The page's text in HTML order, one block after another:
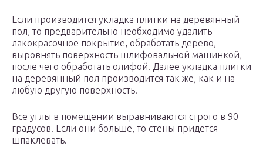
Если производится укладка плитки на деревянный
пол, то предварительно необходимо удалить
лакокрасочное покрытие, обработать дерево,
выровнять поверхность шлифовальной машинкой,
после чего обработать олифой. Далее укладка плитки
на деревянный пол производится так же, как и на
любую другую поверхность.
Все углы в помещении выравниваются строго в 90
градусов. Если они больше, то стены придется
шпаклевать.